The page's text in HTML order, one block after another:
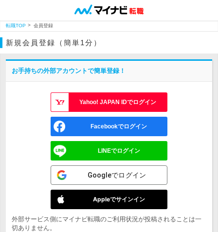
転職TOP 会員登録
新規会員登録（簡単1分）
お手持ちの外部アカウントで簡単登録！
Yahoo! JAPAN IDでログイン
Facebookでログイン
LINEでログイン
Googleでログイン
Appleでサインイン
外部サービス側にマイナビ転職のご利用状況が投稿されることは一
切ありません。